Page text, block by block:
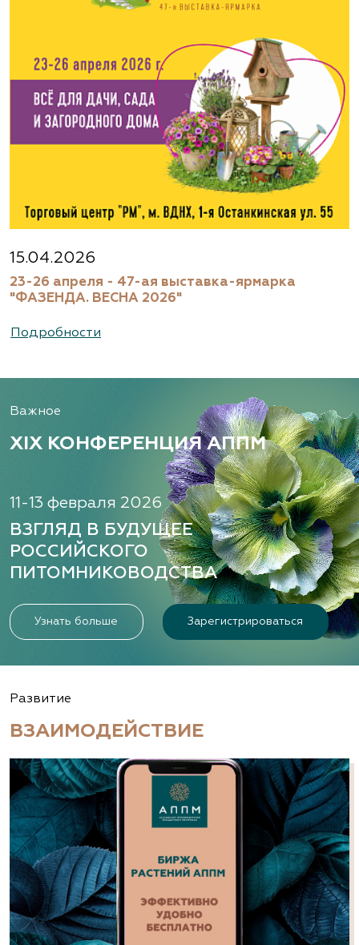
15.04.2026
23-26 апреля - 47-ая выставка-ярмарка
"ФАЗЕНДА. ВЕСНА 2026"
Подробности
Важное
XIX КОНФЕРЕНЦИЯ АППМ
11-13 февраля 2026
ВЗГЛЯД В БУДУЩЕЕ
РОССИЙСКОГО
ПИТОМНИКОВОДСТВА
Узнать больше Зарегистрироваться
Развитие
ВЗАИМОДЕЙСТВИЕ